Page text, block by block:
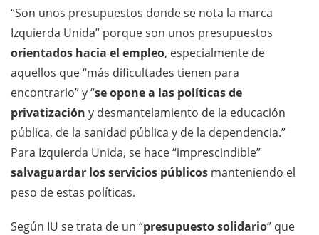
“Son unos presupuestos donde se nota la marca
Izquierda Unida” porque son unos presupuestos
orientados hacia el empleo, especialmente de
aquellos que “más dificultades tienen para
encontrarlo” y “se opone a las políticas de
privatización y desmantelamiento de la educación
pública, de la sanidad pública y de la dependencia.”
Para Izquierda Unida, se hace “imprescindible”
salvaguardar los servicios públicos manteniendo el
peso de estas políticas.
Según IU se trata de un “presupuesto solidario” que